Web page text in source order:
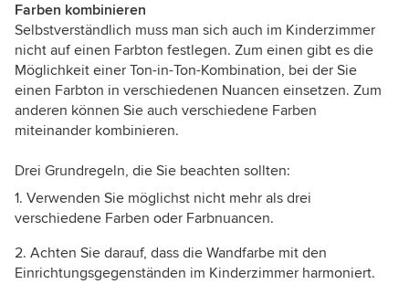
Farben kombinieren
Selbstverständlich muss man sich auch im Kinderzimmer
nicht auf einen Farbton festlegen. Zum einen gibt es die
Möglichkeit einer Ton-in-Ton-Kombination, bei der Sie
einen Farbton in verschiedenen Nuancen einsetzen. Zum
anderen können Sie auch verschiedene Farben
miteinander kombinieren.
Drei Grundregeln, die Sie beachten sollten:
Verwenden Sie möglichst nicht mehr als drei
verschiedene Farben oder Farbnuancen.
Achten Sie darauf, dass die Wandfarbe mit den
Einrichtungsgegenständen im Kinderzimmer harmoniert.